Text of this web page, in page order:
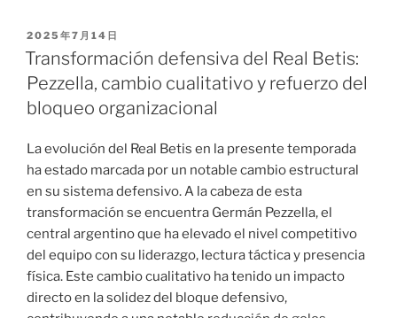
PUBLICADO
EL
2025年7月14日
Transformación defensiva del Real Betis:
Pezzella, cambio cualitativo y refuerzo del
bloqueo organizacional
La evolución del Real Betis en la presente temporada
ha estado marcada por un notable cambio estructural
en su sistema defensivo. A la cabeza de esta
transformación se encuentra Germán Pezzella, el
central argentino que ha elevado el nivel competitivo
del equipo con su liderazgo, lectura táctica y presencia
física. Este cambio cualitativo ha tenido un impacto
directo en la solidez del bloque defensivo,